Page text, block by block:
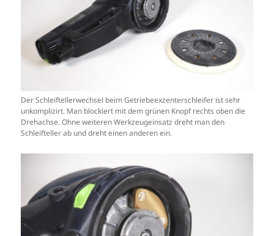
Der Schleiftellerwechsel beim Getriebeexzenterschleifer ist sehr
unkomplizirt. Man blockiert mit dem grünen Knopf rechts oben die
Drehachse. Ohne weiteren Werkzeugeinsatz dreht man den
Schleifteller ab und dreht einen anderen ein.